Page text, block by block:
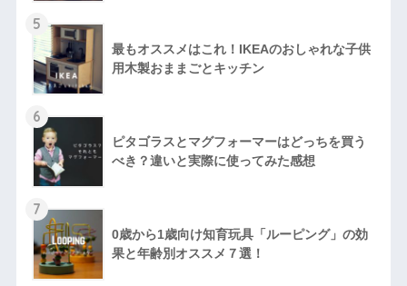
5
最もオススメはこれ！IKEAのおしゃれな子供
用木製おままごとキッチン
6
ピタゴラスとマグフォーマーはどっちを買う
べき？違いと実際に使ってみた感想
7
0歳から1歳向け知育玩具「ルーピング」の効
果と年齢別オススメ７選！